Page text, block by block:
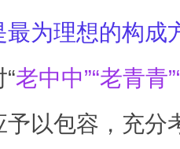
为理想的构成
老中中”“老青青
予以包容，充分